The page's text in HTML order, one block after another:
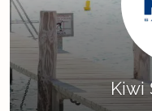
Kiwi